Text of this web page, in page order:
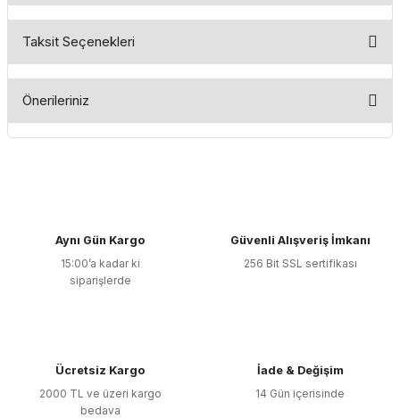
Taksit Seçenekleri
Önerileriniz
Ürün resmi kalitesiz, bozuk veya görüntülenemiyor.
Ürün açıklamasında eksik bilgiler bulunuyor.
Ürün bilgilerinde hatalar bulunuyor.
Aynı Gün Kargo
15:00’a kadar ki
siparişlerde
Güvenli Alışveriş İmkanı
256 Bit SSL sertifikası
Ücretsiz Kargo
2000 TL ve üzeri kargo
bedava
İade & Değişim
14 Gün içerisinde